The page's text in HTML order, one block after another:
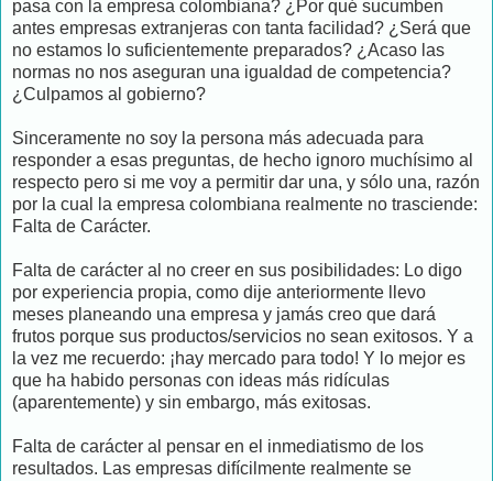
pasa con la empresa colombiana? ¿Por qué sucumben
antes empresas extranjeras con tanta facilidad? ¿Será que
no estamos lo suficientemente preparados? ¿Acaso las
normas no nos aseguran una igualdad de competencia?
¿Culpamos al gobierno?
Sinceramente no soy la persona más adecuada para
responder a esas preguntas, de hecho ignoro muchísimo al
respecto pero si me voy a permitir dar una, y sólo una, razón
por la cual la empresa colombiana realmente no trasciende:
Falta de Carácter.
Falta de carácter al no creer en sus posibilidades: Lo digo
por experiencia propia, como dije anteriormente llevo
meses planeando una empresa y jamás creo que dará
frutos porque sus productos/servicios no sean exitosos. Y a
la vez me recuerdo: ¡hay mercado para todo! Y lo mejor es
que ha habido personas con ideas más ridículas
(aparentemente) y sin embargo, más exitosas.
Falta de carácter al pensar en el inmediatismo de los
resultados. Las empresas difícilmente realmente se